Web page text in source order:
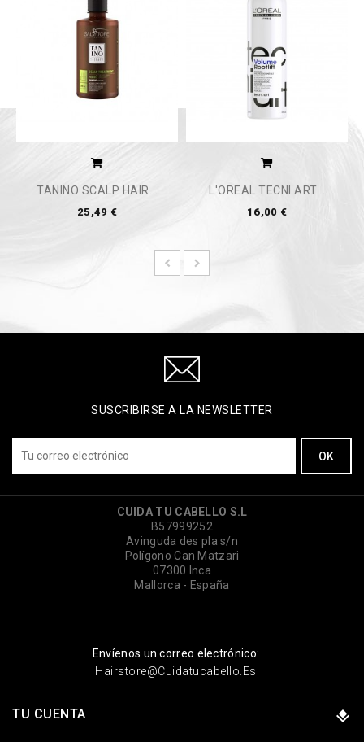
TANINO SCALP HAIR...
25,49 €
L'ORÉAL TECNI ART...
16,00 €
SUSCRIBIRSE A LA NEWSLETTER
CUIDA TU CABELLO S.L
B57999252
Avinguda des pla s/n
Polígono Can Matzari
07300 Inca
Mallorca - España
Envíenos un correo electrónico:
Hairstore@cuidatucabello.es
TU CUENTA